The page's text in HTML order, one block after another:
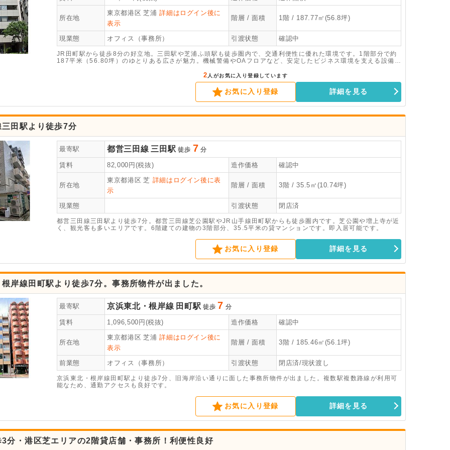
所在地
東京都港区 芝浦詳細はログイン後に
表示
階層 / 面積 1階 / 187.77㎡(56.8坪)
現業態 オフィス（事務所） 引渡状態 確認中
JR田町駅から徒歩8分の好立地。三田駅や芝浦ふ頭駅も徒歩圏内で、交通利便性に優れた環境です。1階部分で約
187平米（56.80坪）のゆとりある広さが魅力。機械警備やOAフロアなど、安定したビジネス環境を支える設備が
2 人がお気に入り登録しています
お気に入り登録 詳細を見る
田駅より徒歩7分
最寄駅 都営三田線 三田駅 徒歩 7 分
賃料 82,000 円(税抜) 造作価格 確認中
所在地
東京都港区 芝 詳細はログイン後に表
示
階層 / 面積 3階 / 35.5㎡(10.74坪)
現業態 引渡状態 閉店済
都営三田線三田駅より徒歩7分。都営三田線芝公園駅やJR山手線田町駅からも徒歩圏内です。芝公園や増上寺が近
く、観光客も多いエリアです。6階建ての建物の3階部分、35.5平米の貸マンションです。即入居可能です。
お気に入り登録 詳細を見る
岸線田町駅より徒歩7分。事務所物件が出ました。
最寄駅 京浜東北・根岸線 田町駅 徒歩 7 分
賃料 1,096,500 円(税抜) 造作価格 確認中
所在地
東京都港区 芝浦詳細はログイン後に
表示
階層 / 面積 3階 / 185.46㎡(56.1坪)
前業態 オフィス（事務所） 引渡状態 閉店済/現状渡し
京浜東北・根岸線田町駅より徒歩7分、旧海岸沿い通りに面した事務所物件が出ました。複数駅複数路線が利用可
能なため、通勤アクセスも良好です。
お気に入り登録 詳細を見る
分・港区芝エリアの2階貸店舗・事務所！利便性良好